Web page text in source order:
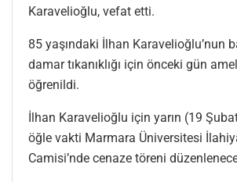
Karavelioğlu, vefat etti.
85 yaşındaki İlhan Karavelioğlu’nun
damar tıkanıklığı için önceki gün
öğrenildi.
İlhan Karavelioğlu için yarın (19
öğle vakti Marmara Üniversitesi
Camisi’nde cenaze töreni